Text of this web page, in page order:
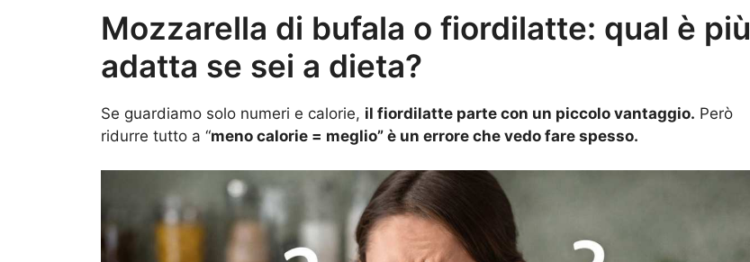
Mozzarella di bufala o fiordilatte: qual è più
adatta se sei a dieta?
Se guardiamo solo numeri e calorie, il fiordilatte parte con un piccolo vantaggio. Però
ridurre tutto a “meno calorie = meglio” è un errore che vedo fare spesso.